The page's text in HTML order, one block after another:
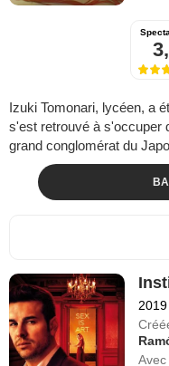
Izuki Tomonari, lycéen, a
s'est retrouvé à s'occuper
grand conglomérat du
2019
Avec